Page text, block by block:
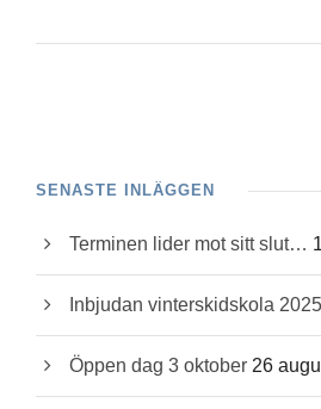
SENASTE INLÄGGEN
Terminen lider mot sitt slut…
Inbjudan vinterskidskola 2025
Öppen dag 3 oktober 26